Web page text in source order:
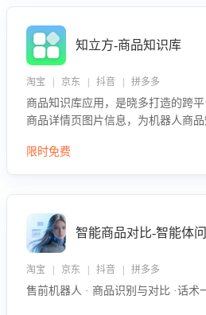
知立方-商品知识库
淘宝 | 京东 | 抖音 | 拼多多
商品知识库应用，是晓多打造的跨
商品详情页图片信息，为机器人商
限时免费
智能商品对比-智能体
淘宝 | 京东 | 抖音 | 拼多多
售前机器人 · 商品识别与对比 ·话术